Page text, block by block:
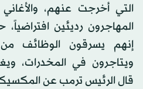
التي أخرجت عنهم،
المهاجرون رديئين
إنهم يسرقون الوظائف من
ويتاجرون في المخدرات،
قال الرئيس ترمب عن